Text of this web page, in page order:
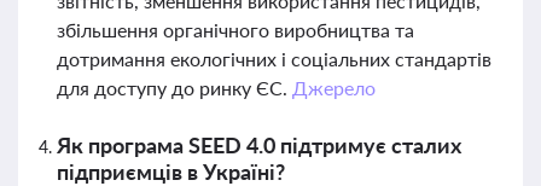
збільшення органічного виробництва та
дотримання екологічних і соціальних стандартів
для доступу до ринку ЄС. Джерело
Як програма SEED 4.0 підтримує сталих
підприємців в Україні?